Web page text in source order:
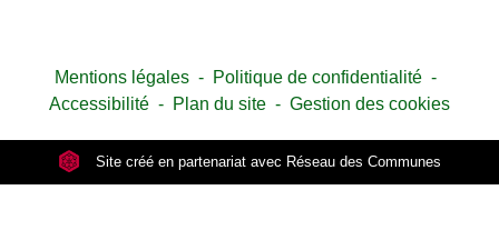
Mentions légales - Politique de confidentialité -
Accessibilité - Plan du site - Gestion des cookies
Site créé en partenariat avec Réseau des Communes